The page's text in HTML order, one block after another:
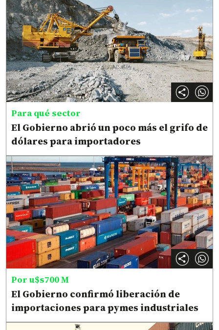
Para qué sector
El Gobierno abrió un poco más el grifo de
dólares para importadores
Por u$s700 M
El Gobierno confirmó liberación de
importaciones para pymes industriales